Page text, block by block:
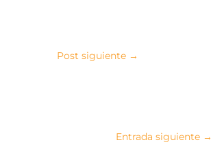
Post siguiente →
Entrada siguiente→